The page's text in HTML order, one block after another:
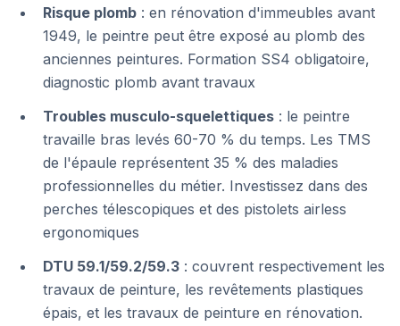
Risque plomb : en rénovation d'immeubles avant
1949, le peintre peut être exposé au plomb des
anciennes peintures. Formation SS4 obligatoire,
diagnostic plomb avant travaux
Troubles musculo-squelettiques : le peintre
travaille bras levés 60-70 % du temps. Les TMS
de l'épaule représentent 35 % des maladies
professionnelles du métier. Investissez dans des
perches télescopiques et des pistolets airless
ergonomiques
DTU 59.1/59.2/59.3 : couvrent respectivement les
travaux de peinture, les revêtements plastiques
épais, et les travaux de peinture en rénovation.